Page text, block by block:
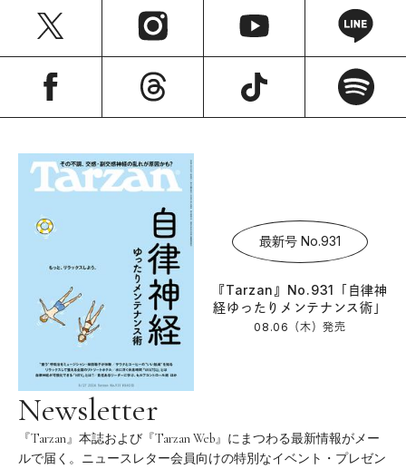
最新号 No.931
『Tarzan』No.931「自律神
経ゆったりメンテナンス術」
08.06（木）発売
Newsletter
『Tarzan』本誌および『Tarzan Web』にまつわる最新情報がメー
ルで届く。ニュースレター会員向けの特別なイベント・プレゼン